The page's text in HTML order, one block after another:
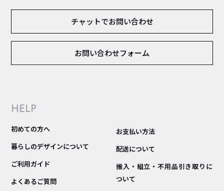
チャットでお問い合わせ
お問い合わせフォーム
HELP
初めての方へ
暮らしのデザインについて
ご利用ガイド
よくあるご質問
お支払い方法
配送について
搬入・組立・不用品引き取りに
ついて